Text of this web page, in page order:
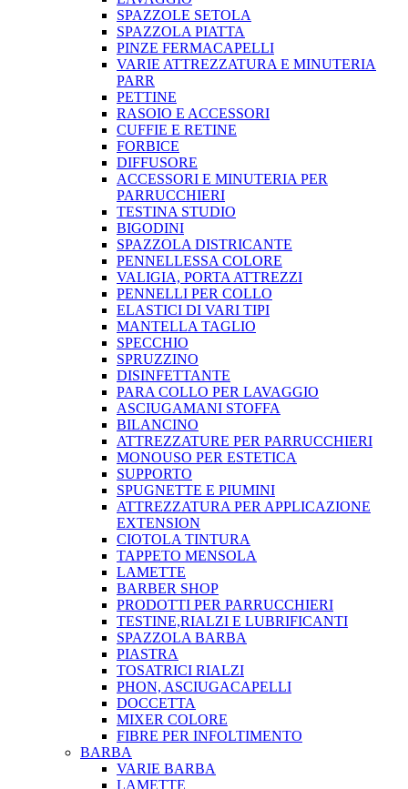
SPAZZOLE SETOLA
SPAZZOLA PIATTA
PINZE FERMACAPELLI
VARIE ATTREZZATURA E MINUTERIA
PARR
PETTINE
RASOIO E ACCESSORI
CUFFIE E RETINE
FORBICE
DIFFUSORE
ACCESSORI E MINUTERIA PER
PARRUCCHIERI
TESTINA STUDIO
BIGODINI
SPAZZOLA DISTRICANTE
PENNELLESSA COLORE
VALIGIA, PORTA ATTREZZI
PENNELLI PER COLLO
ELASTICI DI VARI TIPI
MANTELLA TAGLIO
SPECCHIO
SPRUZZINO
DISINFETTANTE
PARA COLLO PER LAVAGGIO
ASCIUGAMANI STOFFA
BILANCINO
ATTREZZATURE PER PARRUCCHIERI
MONOUSO PER ESTETICA
SUPPORTO
SPUGNETTE E PIUMINI
ATTREZZATURA PER APPLICAZIONE
EXTENSION
CIOTOLA TINTURA
TAPPETO MENSOLA
LAMETTE
BARBER SHOP
PRODOTTI PER PARRUCCHIERI
TESTINE,RIALZI E LUBRIFICANTI
SPAZZOLA BARBA
PIASTRA
TOSATRICI RIALZI
PHON, ASCIUGACAPELLI
DOCCETTA
MIXER COLORE
FIBRE PER INFOLTIMENTO
BARBA
VARIE BARBA
LAMETTE